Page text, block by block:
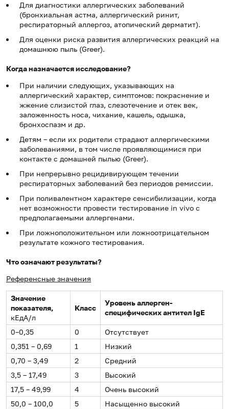
Для диагностики аллергических заболеваний
(бронхиальная астма, аллергический ринит,
респираторный аллергоз, атопический дерматит).
Для оценки риска развития аллергических реакций на
домашнюю пыль (Greer).
Когда назначается исследование?
При наличии следующих, указывающих на
аллергический характер, симптомов: покраснение и
жжение слизистой глаз, слезотечение и отек век,
заложенность носа, чихание, кашель, одышка,
бронхоспазм и др.
Детям – если их родители страдают аллергическими
заболеваниями, в том числе проявляющимися при
контакте с домашней пылью (Greer).
При непрерывно рецидивирующем течении
респираторных заболеваний без периодов ремиссии.
При поливалентном характере сенсибилизации, когда
нет возможности провести тестирование in vivo с
предполагаемыми аллергенами.
При ложноположительном или ложноотрицательном
результате кожного тестирования.
Что означают результаты?
Референсные значения
Значение
показателя,
кЕдА/л
Класс
Уровень аллерген-
специфических антител IgE
0–0,35 0
Отсутствует
0,351 – 0,69
1
Низкий
0,70 – 3,49
2
Средний
3,5 – 17,49
3
Высокий
17,5 – 49,99
4
Очень высокий
50,0 – 100,0
5
Насыщенно высокий